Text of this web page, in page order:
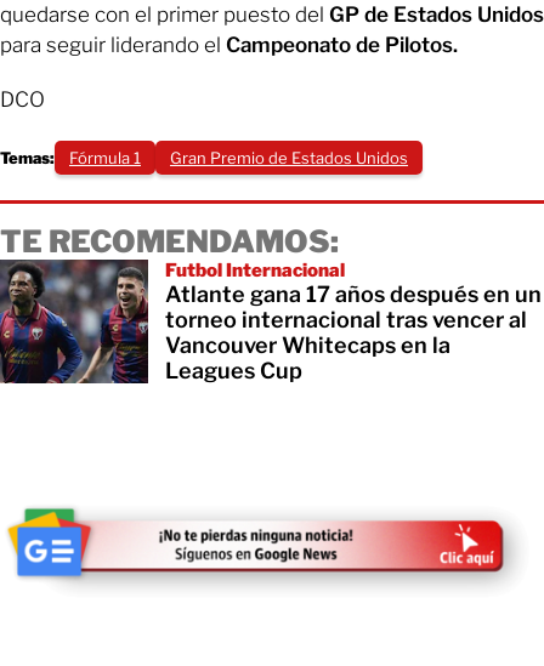
quedarse con el primer puesto del GP de Estados Unidos
para seguir liderando el Campeonato de Pilotos.
DCO
Temas: Fórmula 1 Gran Premio de Estados Unidos
TE RECOMENDAMOS:
Futbol Internacional
Atlante gana 17 años después en un
torneo internacional tras vencer al
Vancouver Whitecaps en la
Leagues Cup